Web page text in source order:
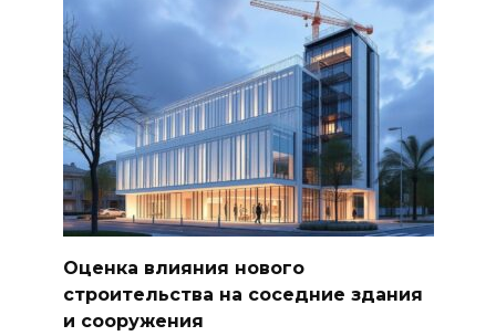
Оценка влияния нового
строительства на соседние здания
и сооружения